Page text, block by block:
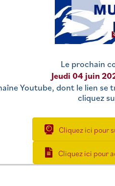
Le prochain
Jeudi 04 juin
Youtube, dont le lien
cliquez
Cliquez ici pour
Cliquez ici pour